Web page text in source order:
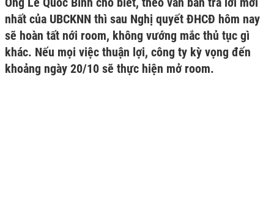
nhất của UBCKNN thì sau Nghị quyết ĐHCĐ hôm nay
sẽ hoàn tất nới room, không vướng mắc thủ tục gì
khác. Nếu mọi việc thuận lợi, công ty kỳ vọng đến
khoảng ngày 20/10 sẽ thực hiện mở room.